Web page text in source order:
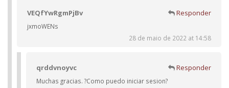
VEQfYwRgmPjBv Responder
jxmoWENs
28 de maio de 2022 at 14:58
qrddvnoyvc Responder
Muchas gracias. ?Como puedo iniciar sesion?